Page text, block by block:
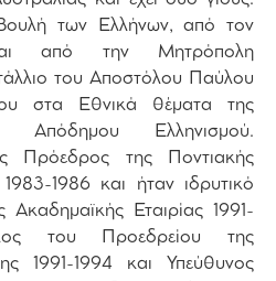
των Ελλήνων, από τον
από την Μητρόπολη
του Αποστόλου Παύλου
στα Εθνικά θέματα της
Ελληνισμού.
Πρόεδρος της Ποντιακής
1986 και ήταν ιδρυτικό
Ακαδημαϊκής Εταιρίας 1991-
του Προεδρείου της
1991-1994 και Υπεύθυνος